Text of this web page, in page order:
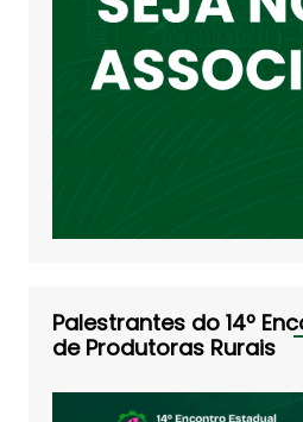
Palestrantes do 14º
de Produtoras Rurais